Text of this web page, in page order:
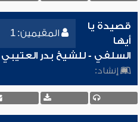
المقيمين: 1
قصيدة يا
أيها
السلفي - للشيخ بدر العتيبي
إنشاد: